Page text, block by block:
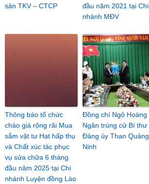
sản TKV – CTCP
đầu năm 2021 tại Chi
nhánh MĐV
Thông báo tổ chức
chào giá rộng rãi Mua
sắm vật tư Hạt hấp thụ
và Chất xúc tác phục
vụ sửa chữa 6 tháng
đầu năm 2025 tại Chi
nhánh Luyện đồng Lào
Đồng chí Ngô Hoàng
Ngân trúng cử Bí thư
Đảng ủy Than Quảng
Ninh